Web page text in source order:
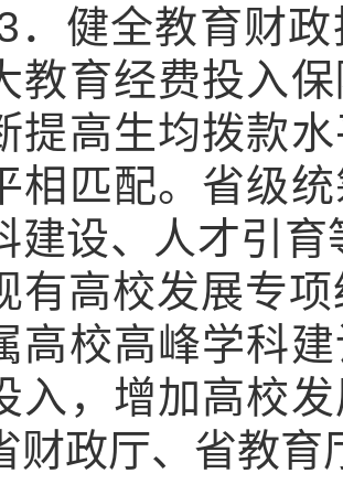
．健全教育财
教育经费投入
提高生均拨款
相匹配。省级
建设、人才引
有高校发展专
高校高峰学科
入，增加高校
财政厅、省教